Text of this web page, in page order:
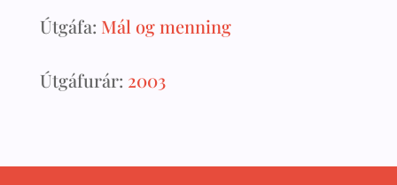
Útgáfa: Mál og menning
Útgáfurár: 2003